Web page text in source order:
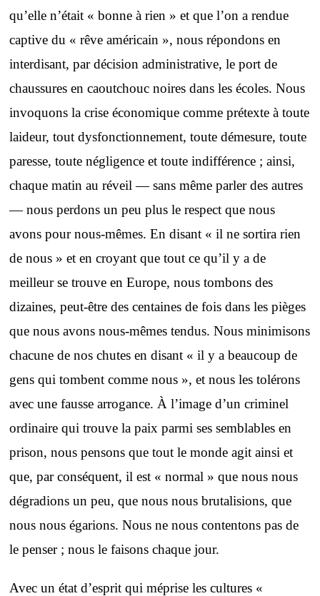
qu’elle n’était « bonne à rien » et que l’on a rendue
captive du « rêve américain », nous répondons en
interdisant, par décision administrative, le port de
chaussures en caoutchouc noires dans les écoles. Nous
invoquons la crise économique comme prétexte à toute
laideur, tout dysfonctionnement, toute démesure, toute
paresse, toute négligence et toute indifférence ; ainsi,
chaque matin au réveil — sans même parler des autres
— nous perdons un peu plus le respect que nous
avons pour nous-mêmes. En disant « il ne sortira rien
de nous » et en croyant que tout ce qu’il y a de
meilleur se trouve en Europe, nous tombons des
dizaines, peut-être des centaines de fois dans les pièges
que nous avons nous-mêmes tendus. Nous minimisons
chacune de nos chutes en disant « il y a beaucoup de
gens qui tombent comme nous », et nous les tolérons
avec une fausse arrogance. À l’image d’un criminel
ordinaire qui trouve la paix parmi ses semblables en
prison, nous pensons que tout le monde agit ainsi et
que, par conséquent, il est « normal » que nous nous
dégradions un peu, que nous nous brutalisions, que
nous nous égarions. Nous ne nous contentons pas de
le penser ; nous le faisons chaque jour.
Avec un état d’esprit qui méprise les cultures «